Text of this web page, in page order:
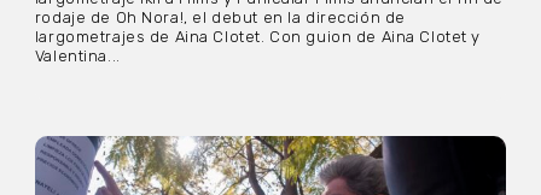
rodaje de Oh Nora!, el debut en la dirección de
largometrajes de Aina Clotet. Con guion de Aina Clotet y
Valentina...